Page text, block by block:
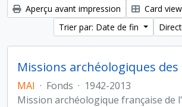
Aperçu avant impression Card view
Trier par: Date de fin
MAI · Fonds · 1942-2013
Mission archéologique française de